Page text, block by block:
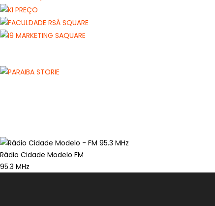
Rádio Cidade Modelo FM
95.3 MHz